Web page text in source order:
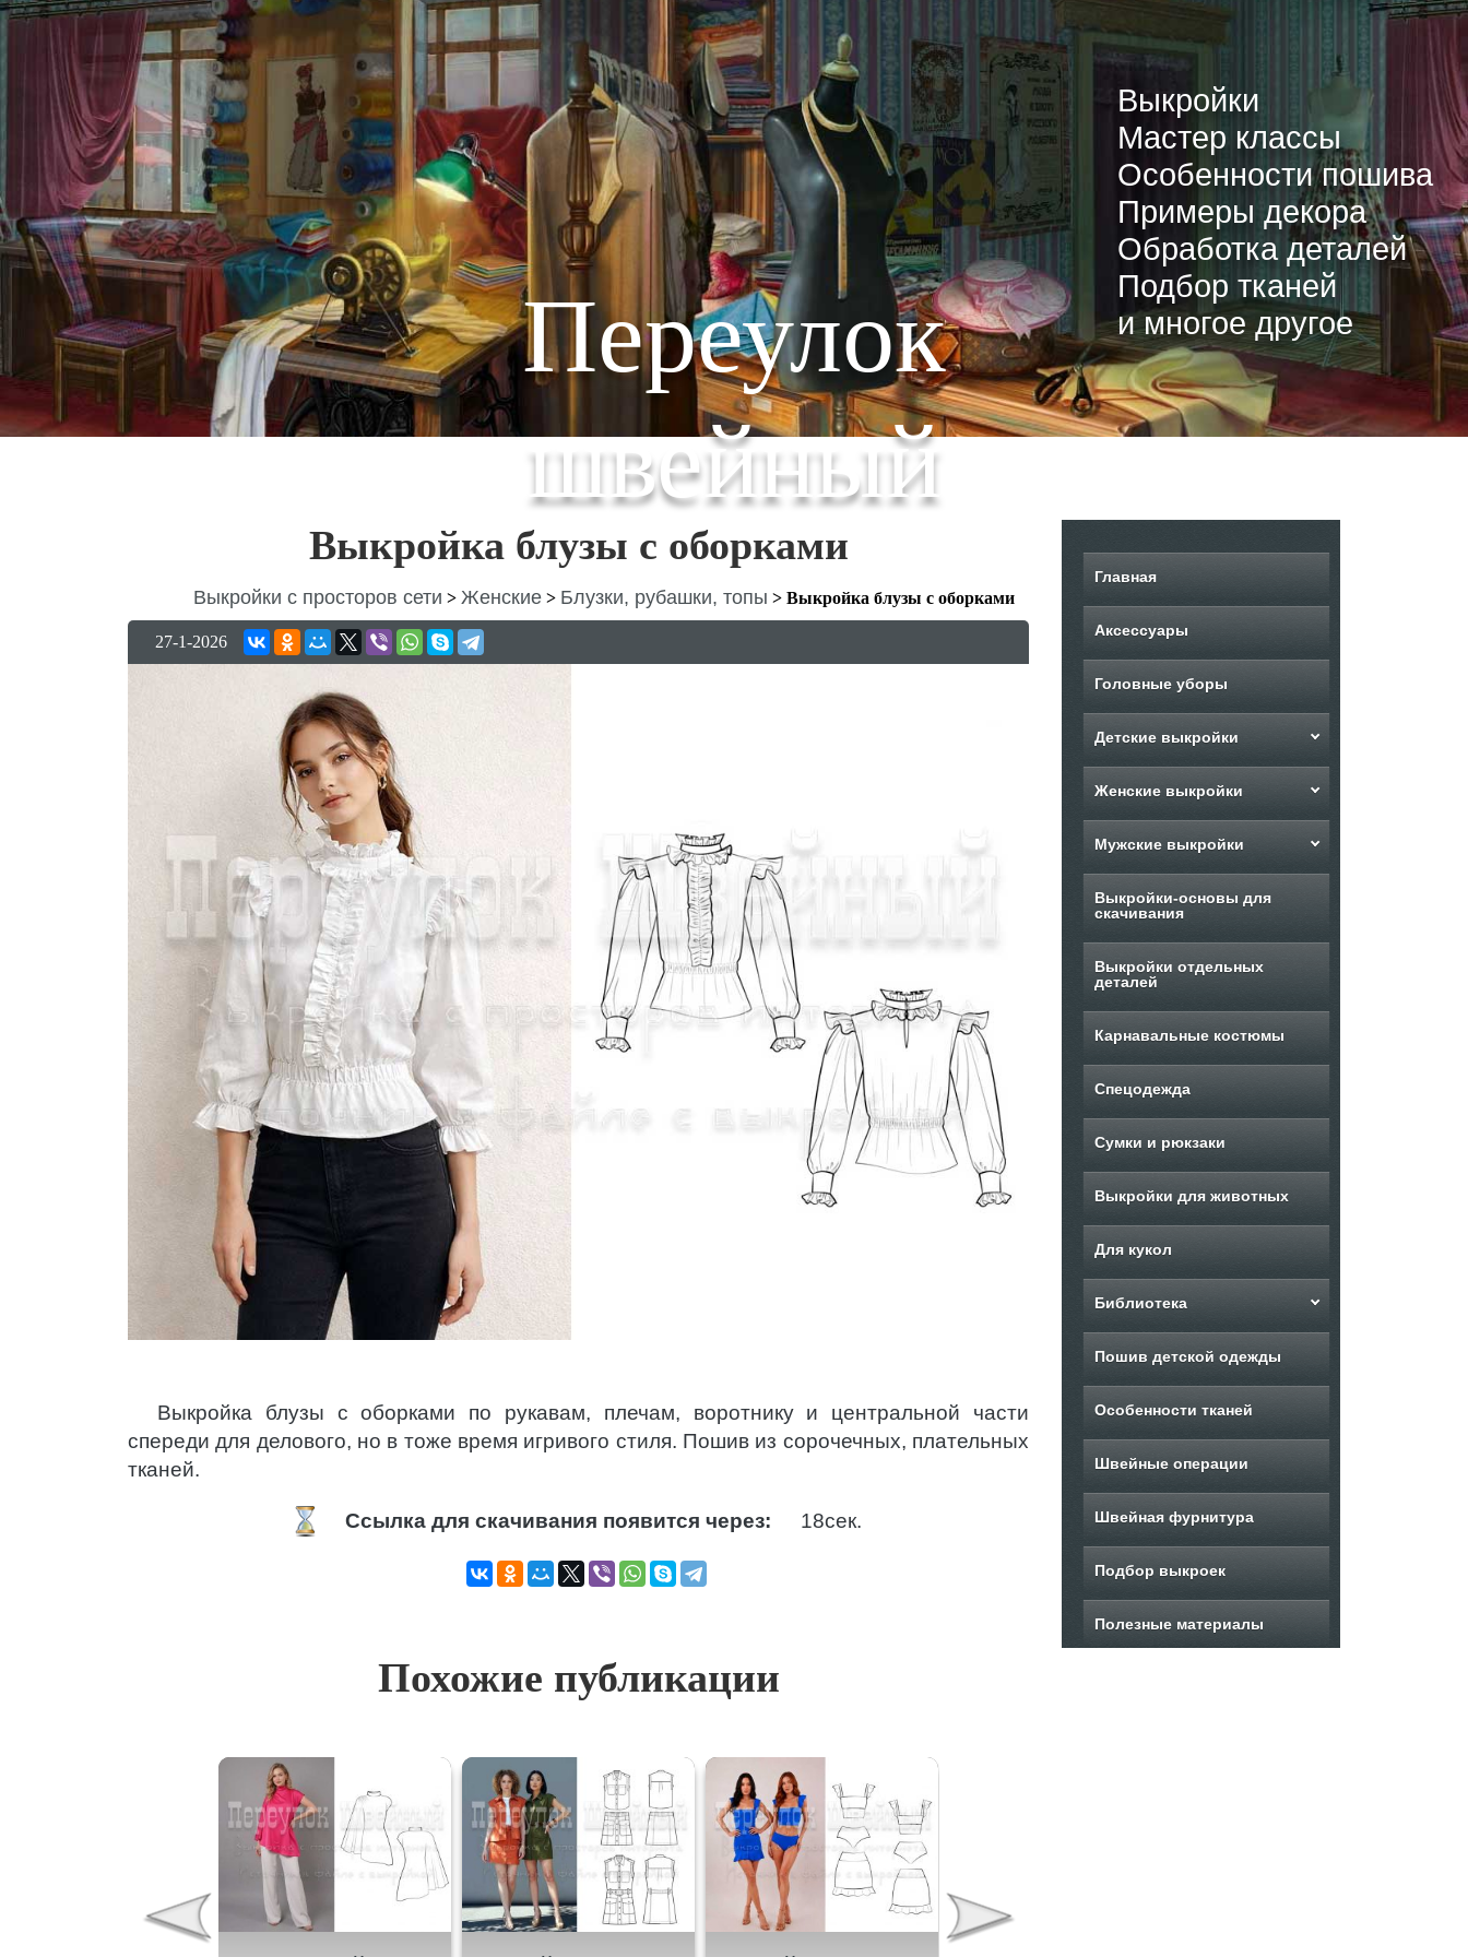
Переулок
швейный
Выкройки
Мастер классы
Особенности пошива
Примеры декора
Обработка деталей
Подбор тканей
и многое другое
Выкройка блузы с оборками
Выкройки с просторов сети > Женские > Блузки, рубашки, топы > Выкройка блузы с оборками
27-1-2026
Выкройка блузы с оборками по рукавам, плечам, воротнику и центральной части
спереди для делового, но в тоже время игривого стиля. Пошив из сорочечных, плательных
тканей.
Ссылка для скачивания появится через: 17сек.
Похожие публикации
Главная
Аксессуары
Головные уборы
Детские выкройки
Женские выкройки
Мужские выкройки
Выкройки-основы для
скачивания
Выкройки отдельных
деталей
Карнавальные костюмы
Спецодежда
Сумки и рюкзаки
Выкройки для животных
Для кукол
Библиотека
Пошив детской одежды
Особенности тканей
Швейные операции
Швейная фурнитура
Подбор выкроек
Полезные материалы